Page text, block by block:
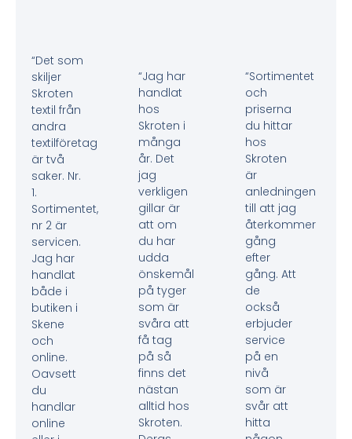
“Det som
skiljer
Skroten
textil från
andra
textilföretag
är två
saker. Nr.
1.
Sortimentet,
nr 2 är
servicen.
Jag har
handlat
både i
butiken i
Skene
och
online.
Oavsett
du
handlar
online
“Jag har
handlat
hos
Skroten i
många
år. Det
jag
verkligen
gillar är
att om
du har
udda
önskemål
på tyger
som är
svåra att
få tag
på så
finns det
nästan
alltid hos
Skroten.
“Sortimentet
och
priserna
du hittar
hos
Skroten
är
anledningen
till att jag
återkommer
gång
efter
gång. Att
de
också
erbjuder
service
på en
nivå
som är
svår att
hitta